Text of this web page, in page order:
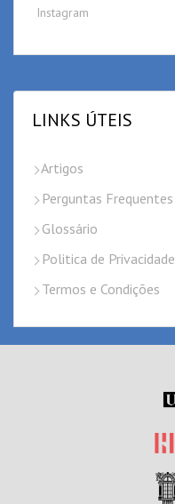
Instagram
LINKS ÚTEIS
Artigos
Perguntas Frequentes
Glossário
Politica de Privacidade
Termos e Condições